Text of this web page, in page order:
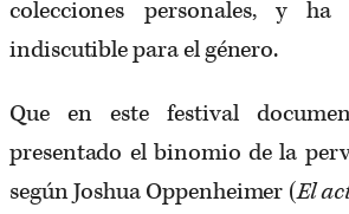
colecciones personales, y ha
indiscutible para el género.
Que en este festival
presentado el binomio de la
según Joshua Oppenheimer (El